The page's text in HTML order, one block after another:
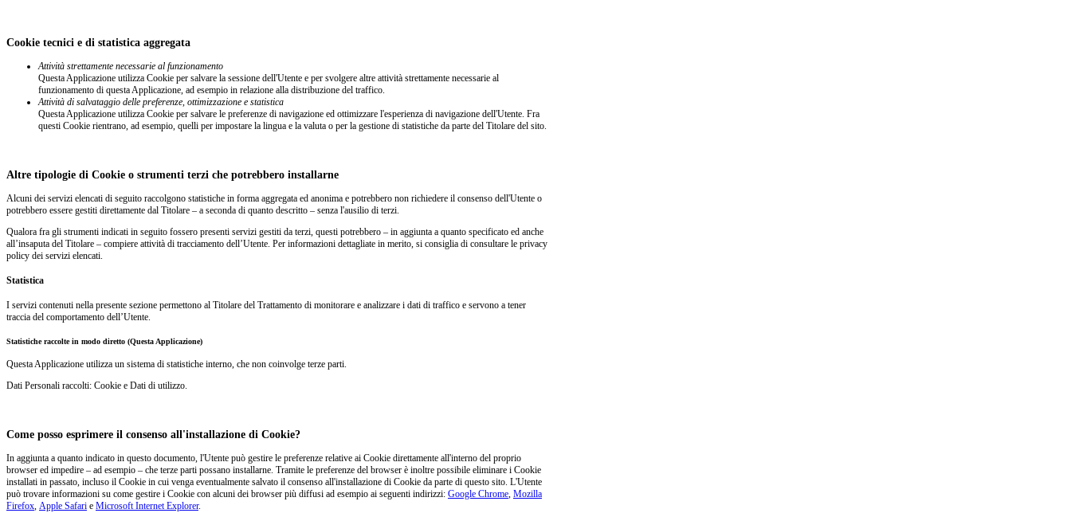
Cookie tecnici e di statistica aggregata
Attività strettamente necessarie al funzionamento
Questa Applicazione utilizza Cookie per salvare la sessione dell'Utente e per svolgere altre attività strettamente necessarie al
funzionamento di questa Applicazione, ad esempio in relazione alla distribuzione del traffico.
Attività di salvataggio delle preferenze, ottimizzazione e statistica
Questa Applicazione utilizza Cookie per salvare le preferenze di navigazione ed ottimizzare l'esperienza di navigazione dell'Utente. Fra
questi Cookie rientrano, ad esempio, quelli per impostare la lingua e la valuta o per la gestione di statistiche da parte del Titolare del sito.
Altre tipologie di Cookie o strumenti terzi che potrebbero installarne
Alcuni dei servizi elencati di seguito raccolgono statistiche in forma aggregata ed anonima e potrebbero non richiedere il consenso dell'Utente o
potrebbero essere gestiti direttamente dal Titolare – a seconda di quanto descritto – senza l'ausilio di terzi.
Qualora fra gli strumenti indicati in seguito fossero presenti servizi gestiti da terzi, questi potrebbero – in aggiunta a quanto specificato ed anche
all’insaputa del Titolare – compiere attività di tracciamento dell’Utente. Per informazioni dettagliate in merito, si consiglia di consultare le privacy
policy dei servizi elencati.
Statistica
I servizi contenuti nella presente sezione permettono al Titolare del Trattamento di monitorare e analizzare i dati di traffico e servono a tener
traccia del comportamento dell’Utente.
Statistiche raccolte in modo diretto (Questa Applicazione)
Questa Applicazione utilizza un sistema di statistiche interno, che non coinvolge terze parti.
Dati Personali raccolti: Cookie e Dati di utilizzo.
Come posso esprimere il consenso all'installazione di Cookie?
In aggiunta a quanto indicato in questo documento, l'Utente può gestire le preferenze relative ai Cookie direttamente all'interno del proprio
browser ed impedire – ad esempio – che terze parti possano installarne. Tramite le preferenze del browser è inoltre possibile eliminare i Cookie
installati in passato, incluso il Cookie in cui venga eventualmente salvato il consenso all'installazione di Cookie da parte di questo sito. L'Utente
può trovare informazioni su come gestire i Cookie con alcuni dei browser più diffusi ad esempio ai seguenti indirizzi: Google Chrome, Mozilla
Firefox, Apple Safari e Microsoft Internet Explorer.